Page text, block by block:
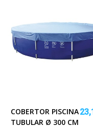
COBERTOR PISCINA
TUBULAR Ø 300 CM